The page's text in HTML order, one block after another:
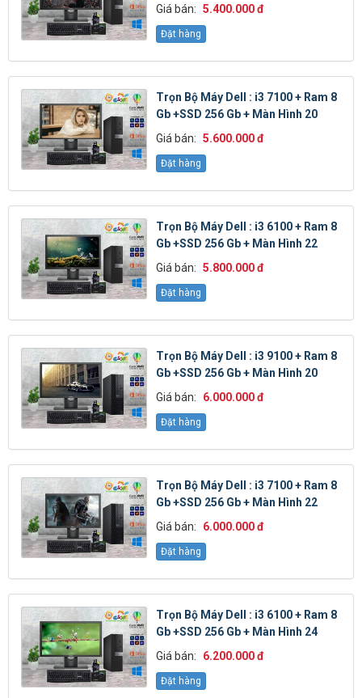
Giá bán: 5.400.000 đ
Đặt hàng
Trọn Bộ Máy Dell : i3 7100 + Ram 8
Gb +SSD 256 Gb + Màn Hình 20
Giá bán: 5.600.000 đ
Đặt hàng
Trọn Bộ Máy Dell : i3 6100 + Ram 8
Gb +SSD 256 Gb + Màn Hình 22
Giá bán: 5.800.000 đ
Đặt hàng
Trọn Bộ Máy Dell : i3 9100 + Ram 8
Gb +SSD 256 Gb + Màn Hình 20
Giá bán:
6.000.000 đ
Đặt hàng
Trọn Bộ Máy Dell : i3 7100 + Ram 8
Gb +SSD 256 Gb + Màn Hình 22
Giá bán:
6.000.000 đ
Đặt hàng
Trọn Bộ Máy Dell : i3 6100 + Ram 8
Gb +SSD 256 Gb + Màn Hình 24
Giá bán:
6.200.000 đ
Đặt hàng